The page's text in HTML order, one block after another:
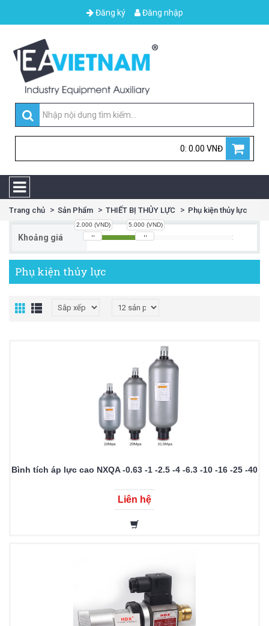
Đăng ký Đăng nhập
0: 0.00 VNĐ
Trang chủ Sản Phẩm THIẾT BỊ THỦY LỰC Phụ kiện thủy lực
Khoảng giá
2.000 (VND) 5.000 (VND)
Phụ kiện thủy lực
Bình tích áp lực cao NXQA -0.63 -1 -2.5 -4 -6.3 -10 -16 -25 -40
Liên hệ